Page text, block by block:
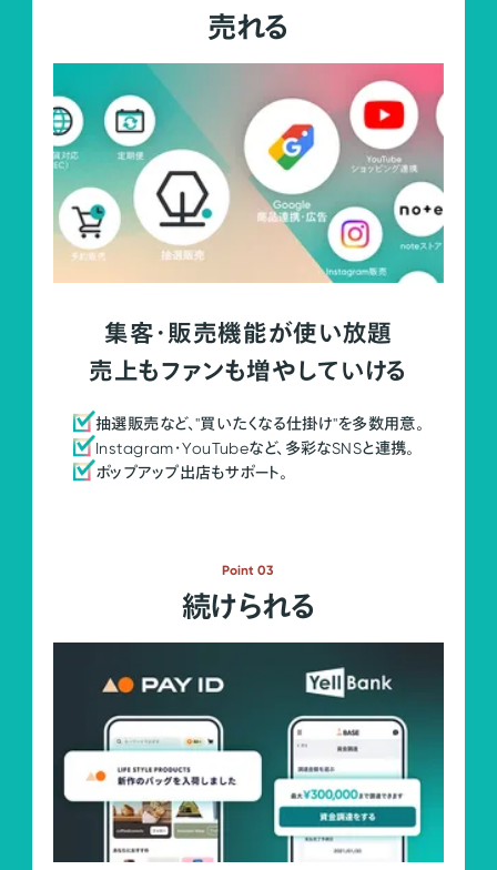
売れる
集客・販売機能が使い放題
売上もファンも増やしていける
抽選販売など、"買いたくなる仕掛け"を多数用意。
Instagram・YouTubeなど、多彩なSNSと連携。
ポップアップ出店もサポート。
Point 03
続けられる